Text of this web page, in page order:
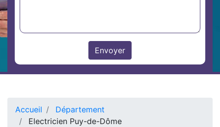
Accueil
Département
Electricien Puy-de-Dôme